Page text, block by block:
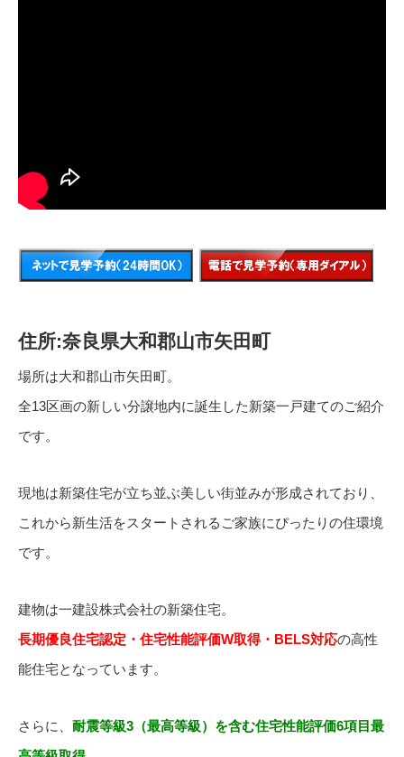
住所:奈良県大和郡山市矢田町
場所は大和郡山市矢田町。
全13区画の新しい分譲地内に誕生した新築一戸建てのご紹介
です。
現地は新築住宅が立ち並ぶ美しい街並みが形成されており、
これから新生活をスタートされるご家族にぴったりの住環境
です。
建物は一建設株式会社の新築住宅。
長期優良住宅認定・住宅性能評価W取得・BELS対応の高性
能住宅となっています。
さらに、 耐震等級3（最高等級）を含む住宅性能評価6項目最